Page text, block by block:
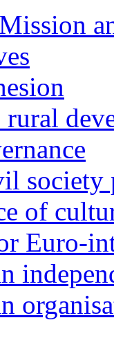
society
of
Euro-